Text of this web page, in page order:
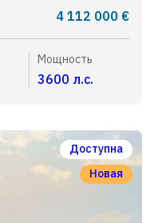
4 112 000 €
Мощность
3600 л.с.
Доступна
Новая